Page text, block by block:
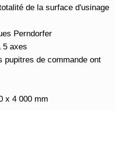
de la surface d'usinage
Perndorfer
5 axes
pupitres de commande ont
x 4 000 mm